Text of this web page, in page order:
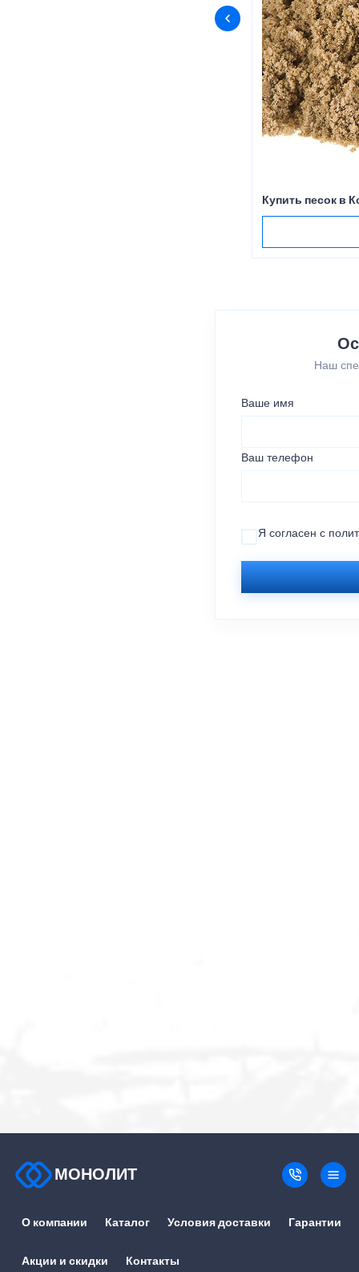
Купить песок в
Наш
Ваше имя
Ваш телефон
Я согласен с
МОНОЛИТ
О компании Каталог Условия доставки Гарантии
Акции и скидки Контакты